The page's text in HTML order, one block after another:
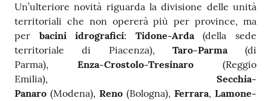
Un’ulteriore novità riguarda la divisione delle unità
territoriali che non opererà più per province, ma
per bacini idrografici: Tidone-Arda(della sede
territoriale di Piacenza), Taro-Parma(di
Parma), Enza-Crostolo-Tresinaro (Reggio
Emilia), Secchia-
Panaro (Modena), Reno (Bologna), Ferrara, Lamone-